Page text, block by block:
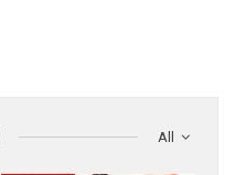
All